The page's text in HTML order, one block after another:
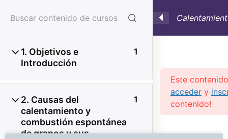
Previous Slide
Investigación de daños a alimentos en contenedores
1. Objetivos e
Introducción
1
2. Causas del
calentamiento y
combustión espontánea
de granos y sus
1
Este
acceder y
contenido!